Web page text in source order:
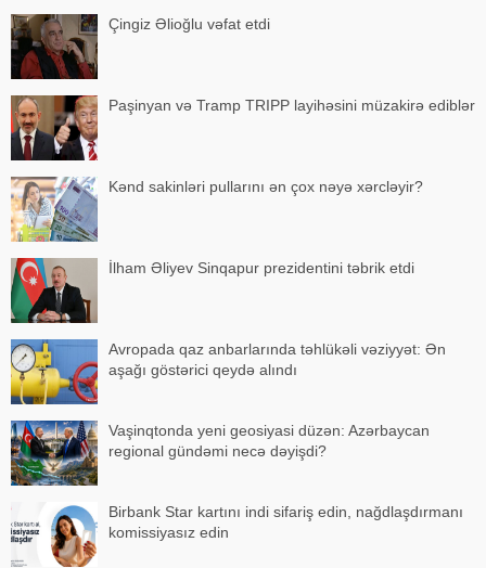
Çingiz Əlioğlu vəfat etdi
Paşinyan və Tramp TRIPP layihəsini müzakirə ediblər
Kənd sakinləri pullarını ən çox nəyə xərcləyir?
İlham Əliyev Sinqapur prezidentini təbrik etdi
Avropada qaz anbarlarında təhlükəli vəziyyət: Ən
aşağı göstərici qeydə alındı
Vaşinqtonda yeni geosiyasi düzən: Azərbaycan
regional gündəmi necə dəyişdi?
Birbank Star kartını indi sifariş edin, nağdlaşdırmanı
komissiyasız edin